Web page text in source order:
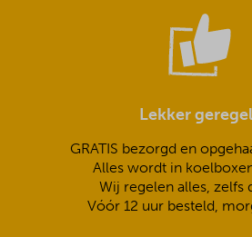
Lekker
GRATIS bezorgd en
Alles wordt in
Wij regelen alles, zelfs
Vóór 12 uur besteld,